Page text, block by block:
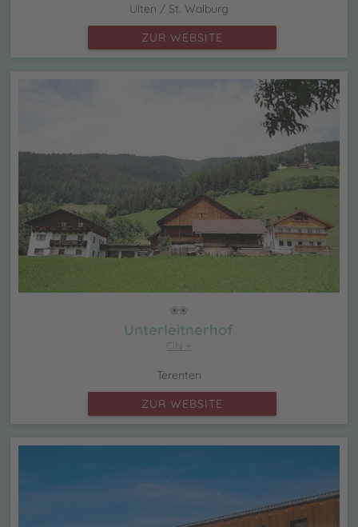
Ulten / St. Walburg
ZUR WEBSITE
Unterleitnerhof
CIN +
Terenten
ZUR WEBSITE